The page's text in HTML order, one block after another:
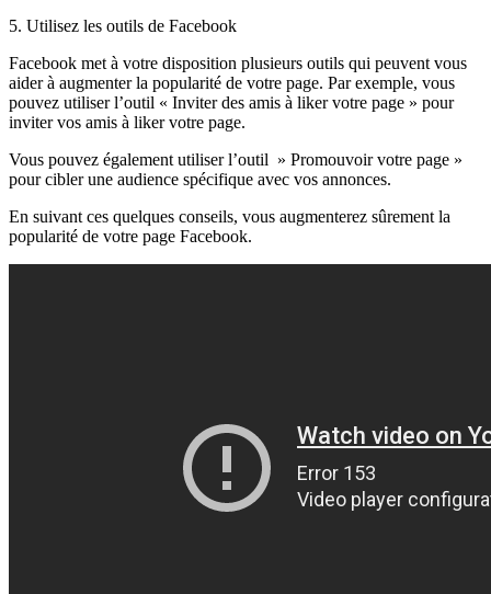
5. Utilisez les outils de Facebook
Facebook met à votre disposition plusieurs outils qui peuvent vous
aider à augmenter la popularité de votre page. Par exemple, vous
pouvez utiliser l’outil « Inviter des amis à liker votre page » pour
inviter vos amis à liker votre page.
Vous pouvez également utiliser l’outil » Promouvoir votre page »
pour cibler une audience spécifique avec vos annonces.
En suivant ces quelques conseils, vous augmenterez sûrement la
popularité de votre page Facebook.